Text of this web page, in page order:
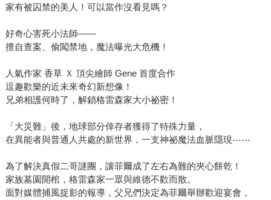
家有被囚禁的美人！可以當作沒看見嗎？
好奇心害死小法師——
擅自查案、偷闖禁地，魔法曝光大危機！
人氣作家 香草 Ｘ 頂尖繪師 Gene 首度合作
逗趣歡樂的近未來奇幻新想像！
兄弟相護何時了，解鎖格雷森家大小祕密！
「大災難」後，地球部分倖存者獲得了特殊力量，
在異能者與普通人共處的新世界，一支神祕魔法血脈隱現⋯⋯
為了解決真假二哥謎團，讓菲爾成了左右為難的夾心餅乾！
家族墓園開棺，格雷森家一眾與維德不歡而散。
面對媒體捕風捉影的報導，父兄們決定為菲爾舉辦歡迎宴會，